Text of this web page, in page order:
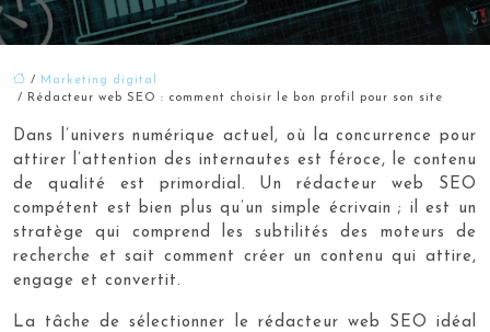
/
Marketing digital
/ Rédacteur web SEO : comment choisir le bon profil pour son site
Dans l’univers numérique actuel, où la concurrence pour
attirer l’attention des internautes est féroce, le contenu
de qualité est primordial. Un rédacteur web SEO
compétent est bien plus qu’un simple écrivain ; il est un
stratège qui comprend les subtilités des moteurs de
recherche et sait comment créer un contenu qui attire,
engage et convertit.
La tâche de sélectionner le rédacteur web SEO idéal